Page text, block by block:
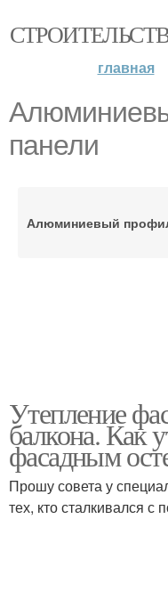
главная
панели
Алюминиевый
Утепление
балкона. Как
фасадным
Прошу совета у
тех, кто сталкивался с